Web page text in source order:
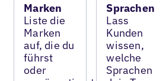
Marken
Liste die
Marken
auf, die du
führst
oder
Sprachen
Lass
Kunden
wissen,
welche
Sprachen